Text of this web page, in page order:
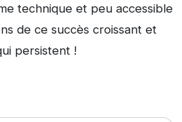
technique et peu accessible
de ce succès croissant et
persistent !